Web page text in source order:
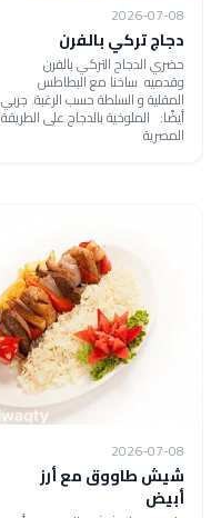
2026-07-08
دجاج تركي بالفرن
حضري الدجاج التركي بالفرن
وقدميه ساخنا مع البطاطس
المقلية و السلطة حسب الرغبة. جربي
أيضًا: الملوخية بالدجاج على الطريقة
المصرية
2026-07-08
شيش طاووق مع أرز
أبيض